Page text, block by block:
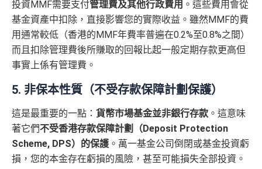
投資MMF需要支付管理費及其他行政費用 。這些費用會從
基金資產中扣除，直接影響您的實際收益。雖然MMF的費
用通常較低（香港的MMF年費率普遍在0.2%至0.8%之間）
而且扣除管理費後所賺取的回報比起一般定期存款更高但
事實上係有管理費。
5. 非保本性質（不受存款保障計劃保護）
這是最重要的一點： 貨幣市場基金並非銀行存款 。這意味
著它們不受香港存款保障計劃（Deposit Protection
Scheme, DPS）的保護 。萬一基金公司倒閉或基金投資虧
損，您的本金存在虧損的風險，甚至可能損失全部投資。